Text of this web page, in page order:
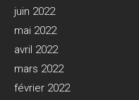
juin 2022
mai 2022
avril 2022
mars 2022
février 2022